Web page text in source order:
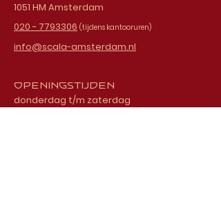
1051 HM Amsterdam
020 - 7793306 (tijdens kantooruren)
info@scala-amsterdam.nl
Openingstijden
donderdag t/m zaterdag